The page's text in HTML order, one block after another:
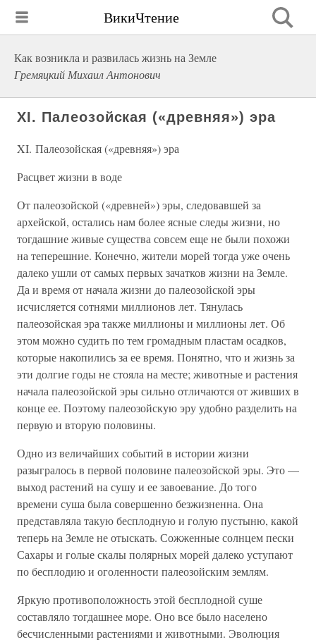
ВикиЧтение
Как возникла и развилась жизнь на Земле
Гремяцкий Михаил Антонович
XI. Палеозойская («древняя») эра
XI. Палеозойская («древняя») эра
Расцвет жизни в воде
От палеозойской («древней») эры, следовавшей за
архейской, остались нам более ясные следы жизни, но
тогдашние живые существа совсем еще не были похожи
на теперешние. Конечно, жители морей тогда уже очень
далеко ушли от самых первых зачатков жизни на Земле.
Да и время от начала жизни до палеозойской эры
исчисляется сотнями миллионов лет. Тянулась
палеозойская эра также миллионы и миллионы лет. Об
этом можно судить по тем громадным пластам осадков,
которые накопились за ее время. Понятно, что и жизнь за
эти долгие годы не стояла на месте; животные и растения
начала палеозойской эры сильно отличаются от живших в
конце ее. Поэтому палеозойскую эру удобно разделить на
первую и вторую половины.
Одно из величайших событий в истории жизни
разыгралось в первой половине палеозойской эры. Это —
выход растений на сушу и ее завоевание. До того
времени суша была совершенно безжизненна. Она
представляла такую бесплодную и голую пустыню, какой
теперь на Земле не отыскать. Сожженные солнцем пески
Сахары и голые скалы полярных морей далеко уступают
по бесплодию и оголенности палеозойским землям.
Яркую противоположность этой бесплодной суше
составляло тогдашнее море. Оно все было населено
бесчисленными растениями и животными. Эволюция